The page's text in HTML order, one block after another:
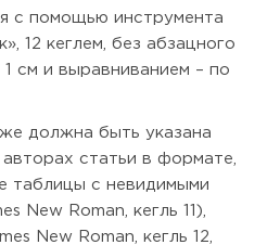
c помощью инструмента
12 кеглем, без абзацного
см и выравниванием – по
должна быть указана
статьи в формате,
таблицы с невидимыми
New Roman, кегль 11),
New Roman, кегль 12,